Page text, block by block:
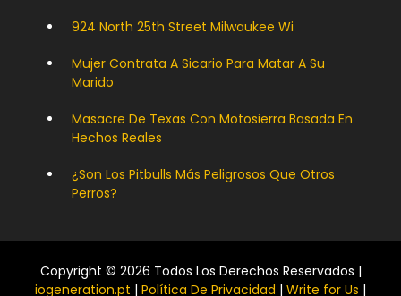
924 North 25th Street Milwaukee Wi
Mujer Contrata A Sicario Para Matar A Su
Marido
Masacre De Texas Con Motosierra Basada En
Hechos Reales
¿Son Los Pitbulls Más Peligrosos Que Otros
Perros?
Copyright © 2026 Todos Los Derechos Reservados |
iogeneration.pt | Política De Privacidad | Write for Us |